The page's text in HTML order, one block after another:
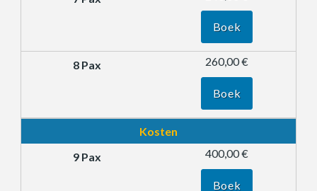
Boek
260,00 €
Boek
Kosten
400,00 €
Boek